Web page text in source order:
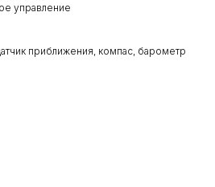
управление
приближения, компас, барометр